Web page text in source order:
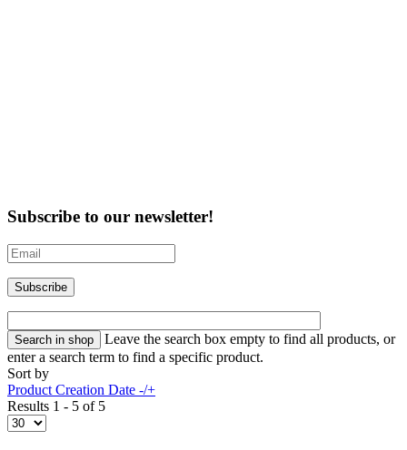
Subscribe to our newsletter!
Leave the search box empty to find all products, or
enter a search term to find a specific product.
Sort by
Product Creation Date -/+
Results 1 - 5 of 5